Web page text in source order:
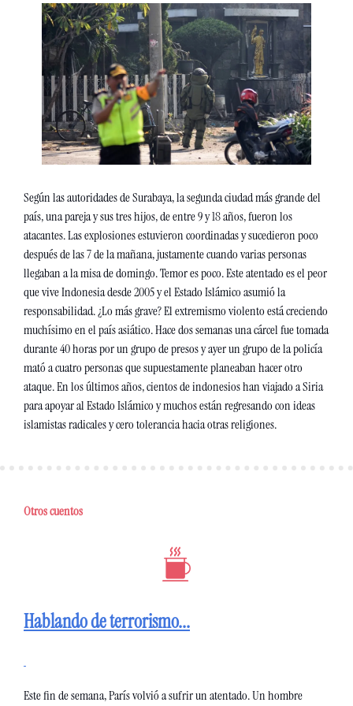
Según las autoridades de Surabaya, la segunda ciudad más grande del
país, una pareja y sus tres hijos, de entre 9 y 18 años, fueron los
atacantes. Las explosiones estuvieron coordinadas y sucedieron poco
después de las 7 de la mañana, justamente cuando varias personas
llegaban a la misa de domingo. Temor es poco. Este atentado es el peor
que vive Indonesia desde 2005 y el Estado Islámico asumió la
responsabilidad. ¿Lo más grave? El extremismo violento está creciendo
muchísimo en el país asiático. Hace dos semanas una cárcel fue tomada
durante 40 horas por un grupo de presos y ayer un grupo de la policía
mató a cuatro personas que supuestamente planeaban hacer otro
ataque. En los últimos años, cientos de indonesios han viajado a Siria
para apoyar al Estado Islámico y muchos están regresando con ideas
islamistas radicales y cero tolerancia hacia otras religiones.
Otros cuentos
Hablando de terrorismo...
Este fin de semana, París volvió a sufrir un atentado. Un hombre